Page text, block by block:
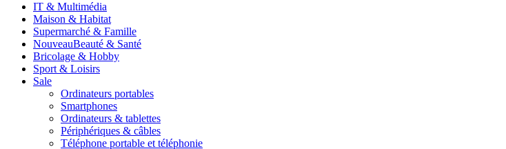
IT & Multimédia
Maison & Habitat
Supermarché & Famille
NouveauBeauté & Santé
Bricolage & Hobby
Sport & Loisirs
Sale
Ordinateurs portables
Smartphones
Ordinateurs & tablettes
Périphériques & câbles
Téléphone portable et téléphonie